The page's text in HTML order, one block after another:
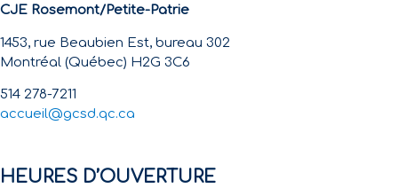
CJE Rosemont/Petite-Patrie
1453, rue Beaubien Est, bureau 302
Montréal (Québec) H2G 3C6
514 278-7211
accueil@gcsd.qc.ca
HEURES D’OUVERTURE